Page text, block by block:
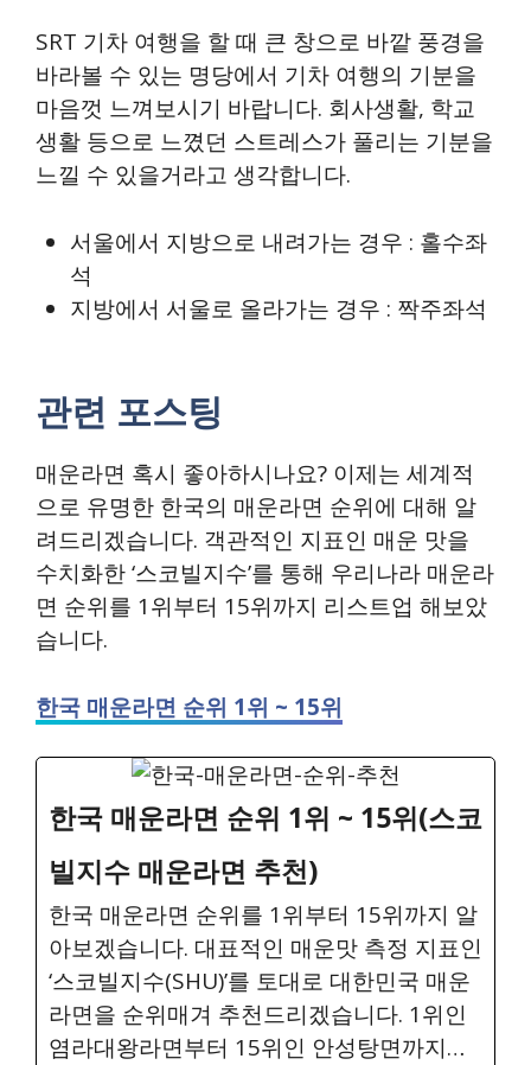
SRT 기차 여행을 할 때 큰 창으로 바깥 풍경을
바라볼 수 있는 명당에서 기차 여행의 기분을
마음껏 느껴보시기 바랍니다. 회사생활, 학교
생활 등으로 느꼈던 스트레스가 풀리는 기분을
느낄 수 있을거라고 생각합니다.
서울에서 지방으로 내려가는 경우 : 홀수좌
석
지방에서 서울로 올라가는 경우 : 짝주좌석
관련 포스팅
매운라면 혹시 좋아하시나요? 이제는 세계적
으로 유명한 한국의 매운라면 순위에 대해 알
려드리겠습니다. 객관적인 지표인 매운 맛을
수치화한 ‘스코빌지수’를 통해 우리나라 매운라
면 순위를 1위부터 15위까지 리스트업 해보았
습니다.
한국 매운라면 순위 1위 ~ 15위
한국 매운라면 순위 1위 ~ 15위(스코
빌지수 매운라면 추천)
한국 매운라면 순위를 1위부터 15위까지 알
아보겠습니다. 대표적인 매운맛 측정 지표인
‘스코빌지수(SHU)’를 토대로 대한민국 매운
라면을 순위매겨 추천드리겠습니다. 1위인
염라대왕라면부터 15위인 안성탕면까지…